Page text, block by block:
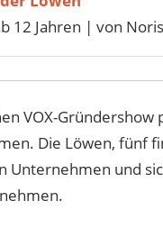
12 Jahren | von
VOX-
Die Löwen, fünf
Unternehmen und